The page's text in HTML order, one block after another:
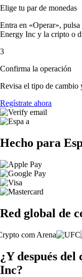
Elige tu par de monedas
Entra en «Operar»,
Energy Inc y la cripto o
3
Confirma la operación
Revisa el tipo de cambio
Regístrate ahora
Hecho para
Red global de
¿Y después
Inc?